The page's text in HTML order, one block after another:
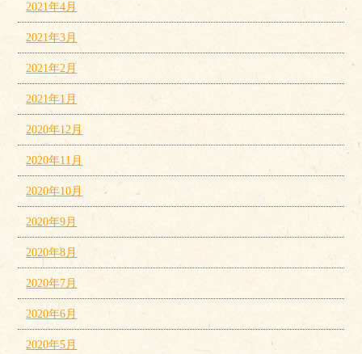
2021年4月
2021年3月
2021年2月
2021年1月
2020年12月
2020年11月
2020年10月
2020年9月
2020年8月
2020年7月
2020年6月
2020年5月